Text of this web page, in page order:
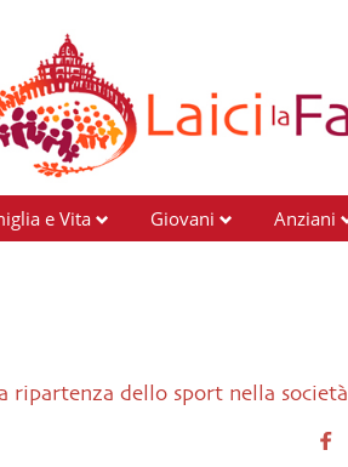
e Vita Giovani Anziani
ripartenza dello sport nella società